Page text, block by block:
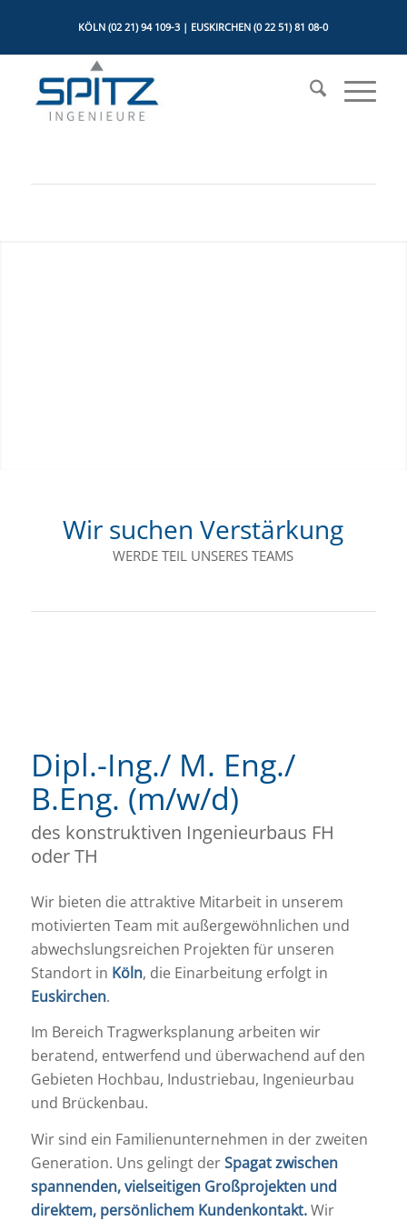
KÖLN (02 21) 94 109-3 | EUSKIRCHEN (0 22 51) 81 08-0
Wir suchen Verstärkung
WERDE TEIL UNSERES TEAMS
Dipl.-Ing./ M. Eng./
B.Eng. (m/w/d)
des konstruktiven Ingenieurbaus FH
oder TH
Wir bieten die attraktive Mitarbeit in unserem
motivierten Team mit außergewöhnlichen und
abwechslungsreichen Projekten für unseren
Standort in Köln, die Einarbeitung erfolgt in
Euskirchen.
Im Bereich Tragwerksplanung arbeiten wir
beratend, entwerfend und überwachend auf den
Gebieten Hochbau, Industriebau, Ingenieurbau
und Brückenbau.
Wir sind ein Familienunternehmen in der zweiten
Generation. Uns gelingt derSpagat zwischen
spannenden, vielseitigen Großprojekten und
direktem, persönlichem Kundenkontakt.Wir